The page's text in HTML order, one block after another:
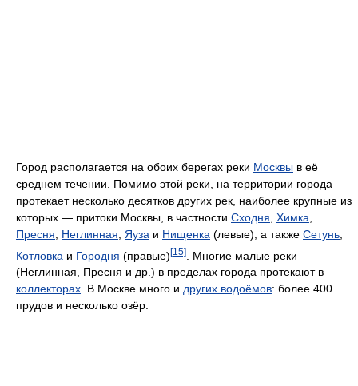
Город располагается на обоих берегах реки Москвы в её
среднем течении. Помимо этой реки, на территории города
протекает несколько десятков других рек, наиболее крупные из
которых — притоки Москвы, в частности Сходня Химка
Пресня
Неглинная Яуза и Нищенка (левые), а также Сетунь
Котловка и Городня (правые)[15]
. Многие малые реки
(Неглинная, Пресня и др.) в пределах города протекают в
коллекторах . В Москве много и других водоёмов: более 400
прудов и несколько озёр.